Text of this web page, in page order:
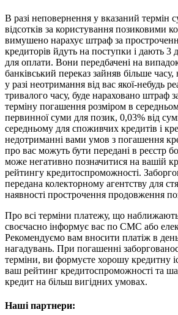
В разі неповернення у вказаний термін
відсотків за користування позиковими
вимушено нарахує штраф за
кредиторів йдуть на поступки і дають 3
для оплати. Вони передбачені на
банківський переказ зайняв більше
у разі неотримання від вас якої-небудь
тривалого часу, буде нараховано штраф
терміну погашення розміром в
первинної суми для позик, 0,03% від
середньому для споживчих кредитів і
недотриманні вами умов з погашення
про вас можуть бути передані в реєстр
може негативно позначитися на вашій
рейтингу кредитоспроможності.
передана колекторному агентству для
наявності прострочення продовження
Про всі терміни платежу, що
своєчасно інформує вас по СМС або
Рекомендуємо вам вносити платіж в
нагадувань. При погашенні
терміни, ви формуєте хорошу кредитну
ваш рейтинг кредитоспроможності та
кредит на більш вигідних умовах.
Наші партнери: